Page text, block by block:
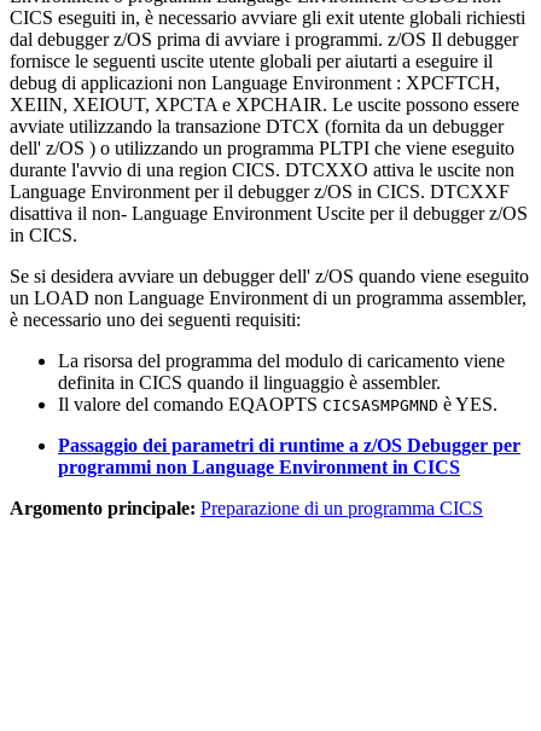
CICS eseguiti in, è necessario avviare gli exit utente globali richiesti
dal debuggerz/OS prima di avviare i programmi. z/OS Il debugger
fornisce le seguenti uscite utente globali per aiutarti a eseguire il
debug di applicazioni non Language Environment : XPCFTCH,
XEIIN, XEIOUT, XPCTA e XPCHAIR. Le uscite possono essere
avviate utilizzando la transazione DTCX (fornita da un debugger
dell' z/OS ) o utilizzando un programma PLTPI che viene eseguito
durante l'avvio di una region CICS. DTCXXO attiva le uscite non
Language Environment peril debugger z/OS in CICS. DTCXXF
disattiva il non- Language Environment Uscite peril debuggerz/OS
in CICS.
Se si desidera avviare un debugger dell' z/OS quando viene eseguito
un LOAD non Language Environment di un programma assembler,
è necessario uno dei seguenti requisiti:
La risorsa del programma del modulo di caricamento viene
definita in CICS quando il linguaggio è assembler.
Il valore del comando EQAOPTS CICSASMPGMND è YES.
Passaggio dei parametri di runtime a z/OS Debugger per
programmi non Language Environment in CICS
Argomento principale: Preparazione di un programma CICS